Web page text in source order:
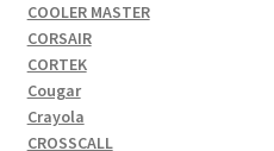
COOLER MASTER
CORSAIR
CORTEK
Cougar
Crayola
CROSSCALL